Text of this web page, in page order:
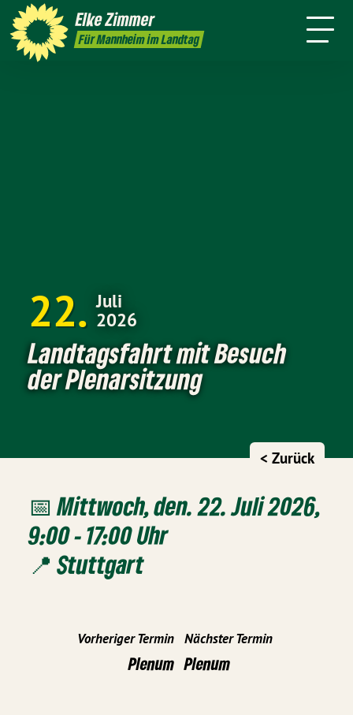
ElkeZimmer
Für Mannheim im Landtag
Kontakt Newsletter Legislatur
22
Juli
2026
Landtagsfahrt mit Besuch
der Plenarsitzung
< Zurück
📅 Mittwoch, den. 22. Juli 2026,
9:00 - 17:00 Uhr
📍 Stuttgart
Vorheriger Termin
Plenum
Nächster Termin
Plenum